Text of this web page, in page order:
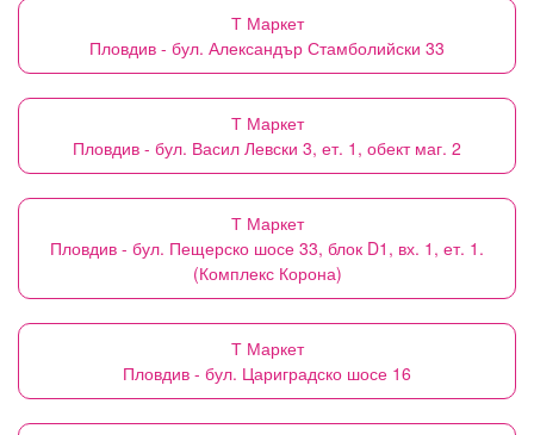
Т Маркет
Пловдив - бул. Александър Стамболийски 33
Т Маркет
Пловдив - бул. Васил Левски 3, ет. 1, обект маг. 2
Т Маркет
Пловдив - бул. Пещерско шосе 33, блок D1, вх. 1, ет. 1.
(Комплекс Корона)
Т Маркет
Пловдив - бул. Цариградско шосе 16